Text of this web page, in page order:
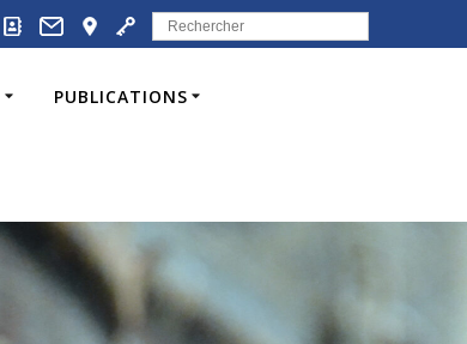
Search
for:
PUBLICATIONS